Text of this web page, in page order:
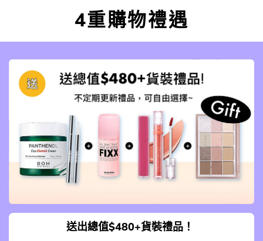
4重購物禮遇
送出總值$480+貨裝禮品！